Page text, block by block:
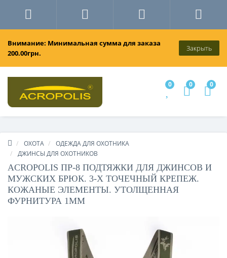
Внимание: Минимальная сумма для заказа
200.00грн.
Закрыть
0 0 0
ОХОТА
ОДЕЖДА ДЛЯ ОХОТНИКА
ДЖИНСЫ ДЛЯ ОХОТНИКОВ
ACROPOLIS ПР-8 ПОДТЯЖКИ ДЛЯ ДЖИНСОВ И
МУЖСКИХ БРЮК. 3-Х ТОЧЕЧНЫЙ КРЕПЕЖ.
КОЖАНЫЕ ЭЛЕМЕНТЫ. УТОЛЩЕННАЯ
ФУРНИТУРА 1ММ